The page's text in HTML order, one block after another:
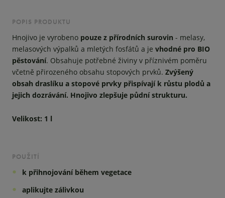
POPIS PRODUKTU
Hnojivo je vyrobeno pouze z přírodních surovin - melasy,
melasových výpalků a mletých fosfátů a je vhodné pro BIO
pěstování. Obsahuje potřebné živiny v příznivém poměru
včetně přirozeného obsahu stopových prvků. Zvýšený
obsah draslíku a stopové prvky přispívají k růstu plodů a
jejich dozrávání. Hnojivo zlepšuje půdní strukturu.
Velikost: 1 l
POUŽITÍ
k přihnojování během vegetace
aplikujte zálivkou